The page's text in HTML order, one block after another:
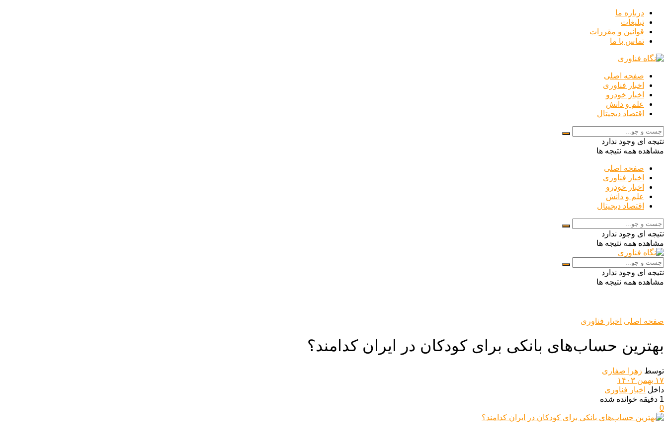
درباره ما
تبلیغات
قوانین و مقررات
تماس با ما
صفحه اصلی
اخبار فناوری
اخبار خودرو
علم و دانش
اقتصاد دیجیتال
نتیجه ای وجود ندارد
مشاهده همه نتیجه ها
صفحه اصلی
اخبار فناوری
اخبار خودرو
علم و دانش
اقتصاد دیجیتال
نتیجه ای وجود ندارد
مشاهده همه نتیجه ها
نتیجه ای وجود ندارد
مشاهده همه نتیجه ها
صفحه اصلی اخبار فناوری
بهترین حساب‌های بانکی برای کودکان در ایران کدامند؟
توسط زهرا صفاری
۱۷ بهمن ۱۴۰۳
داخل اخبار فناوری
1 دقیقه خوانده شده
0